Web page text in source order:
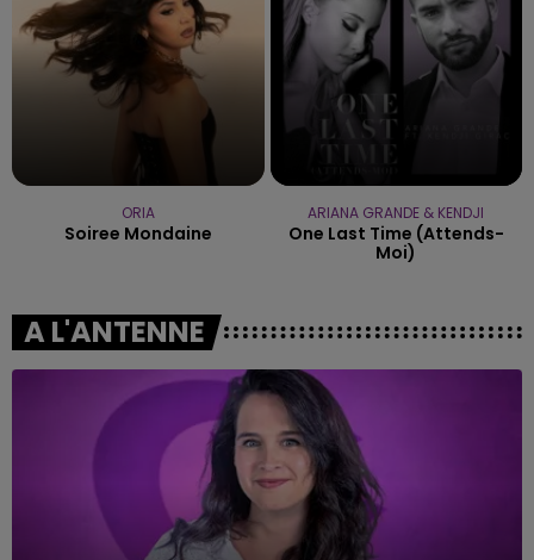
ORIA
Soiree Mondaine
ARIANA GRANDE & KENDJI
One Last Time (attends-
Moi)
A L'ANTENNE